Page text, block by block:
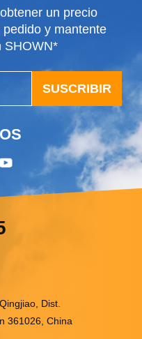
un precio
y mantente
SHOWN*
SUSCRIBIR
Dist.
361026, China